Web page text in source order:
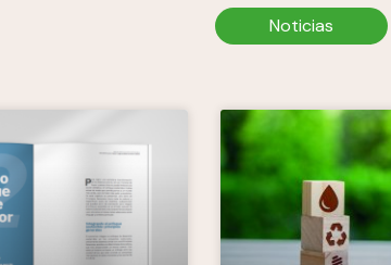
Noticias